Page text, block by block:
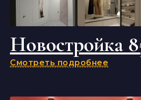
Новостройка
Смотреть подробнее